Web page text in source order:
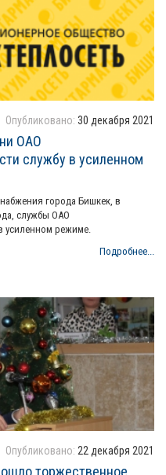
Опубликовано: 30 декабря 2021
ОАО
службу в усиленном
города Бишкек, в
службы ОАО
усиленном режиме.
Подробнее...
Опубликовано: 22 декабря 2021
торжественное